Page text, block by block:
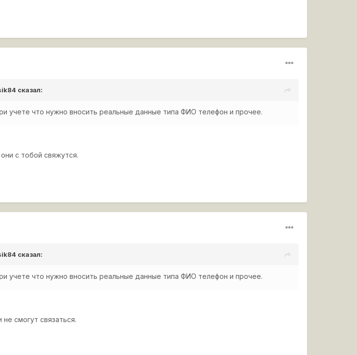
сказал:
учете что нужно вносить реальные данные типа ФИО телефон и прочее.
с тобой свяжутся.
сказал:
учете что нужно вносить реальные данные типа ФИО телефон и прочее.
смогут связаться.